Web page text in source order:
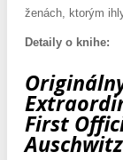
ženách, ktorým
Detaily o knihe:
First
Auschwitz